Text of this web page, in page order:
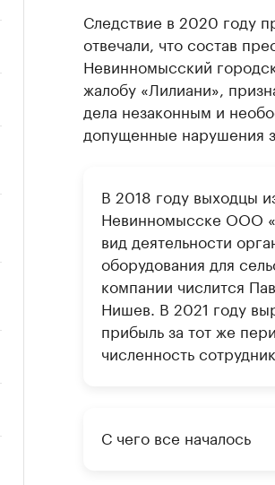
Следствие в 2020 году
отвечали, что состав
Невинномысский
жалобу «Лилиани»,
дела незаконным и
допущенные нарушения
В 2018 году выходцы
Невинномысске ООО
вид деятельности
оборудования для
компании числится
Нишев. В 2021 году
прибыль за тот же
численность
С чего все началось